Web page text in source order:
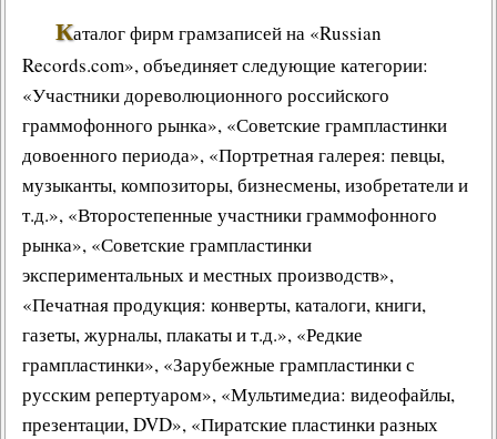
Каталог фирм грамзаписейна «Russian
Records.com», объединяет следующие категории:
«Участники дореволюционного российского
граммофонного рынка», «Советские грампластинки
довоенного периода», «Портретная галерея: певцы,
музыканты, композиторы, бизнесмены, изобретателии
т.д.», «Второстепенные участники граммофонного
рынка», «Советские грампластинки
экспериментальных и местных производств»,
«Печатная продукция: конверты, каталоги, книги,
газеты, журналы, плакатыи т.д.», «Редкие
грампластинки», «Зарубежные грампластинкис
русским репертуаром», «Мультимедиа: видеофайлы,
презентации, DVD», «Пиратские пластинкиразных